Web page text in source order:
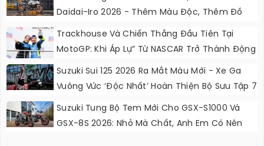
Daidai-Iro 2026 - Thêm Màu Độc, Thêm Đồ
Chơi, Thêm Cá Tính
Trackhouse Và Chiến Thắng Đầu Tiên Tại
MotoGP: Khi Áp Lự” Từ NASCAR Trở Thành Động
Lực Ngọt Ngào
Suzuki Sui 125 2026 Ra Mắt Màu Mới - Xe Ga
Vuông Vức ‘độc Nhất’ Hoàn Thiện Bộ Sưu Tập 7
Sắc Cầu Vồng
Suzuki Tung Bộ Tem Mới Cho GSX-S1000 Và
GSX-8S 2026: Nhỏ Mà Chất, Anh Em Có Nên